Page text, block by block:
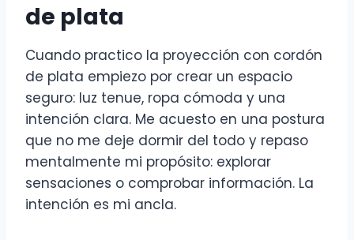
de plata
Cuando practico la proyección con cordón
de plata empiezo por crear un espacio
seguro: luz tenue, ropa cómoda y una
intención clara. Me acuesto en una postura
que no me deje dormir del todo y repaso
mentalmente mi propósito: explorar
sensaciones o comprobar información. La
intención es mi ancla.